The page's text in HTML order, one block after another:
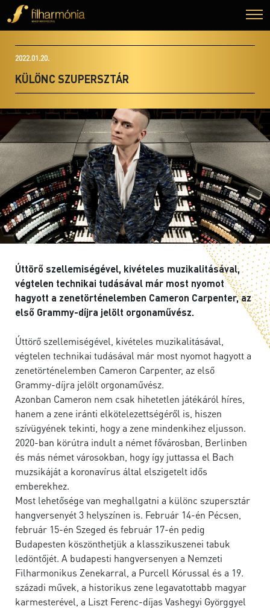
2022.01.20.
KÜLÖNC SZUPERSZTÁR
Úttörő szellemiségével, kivételes muzikalitásával,
végtelen technikai tudásával már most nyomot
hagyott a zenetörténelemben Cameron Carpenter, az
első Grammy-díjra jelölt orgonaművész.
Úttörő szellemiségével, kivételes muzikalitásával,
végtelen technikai tudásával már most nyomot hagyott a
zenetörténelemben Cameron Carpenter, az első
Grammy-díjra jelölt orgonaművész.
Azonban Cameron nem csak hihetetlen játékáról híres,
hanem a zene iránti elkötelezettségéről is, hiszen
szívügyének tekinti, hogy a zene mindenkihez eljusson.
2020-ban körútra indult a német fővárosban, Berlinben
és más német városokban, hogy így juttassa el Bach
muzsikáját a koronavírus által elszigetelt idős
emberekhez.
Most lehetősége van meghallgatni a különc szupersztár
hangversenyét 3 helyszínen is. Február 14-én Pécsen,
február 15-én Szeged és február 17-én pedig
Budapesten köszönthetjük a klasszikuszenei tabuk
ledöntőjét. A budapesti hangversenyen a Nemzeti
Filharmonikus Zenekarral, a Purcell Kórussal és a 19.
századi művek, a historikus zene legavatottabb magyar
karmesterével, a Liszt Ferenc-díjas Vashegyi Györggyel